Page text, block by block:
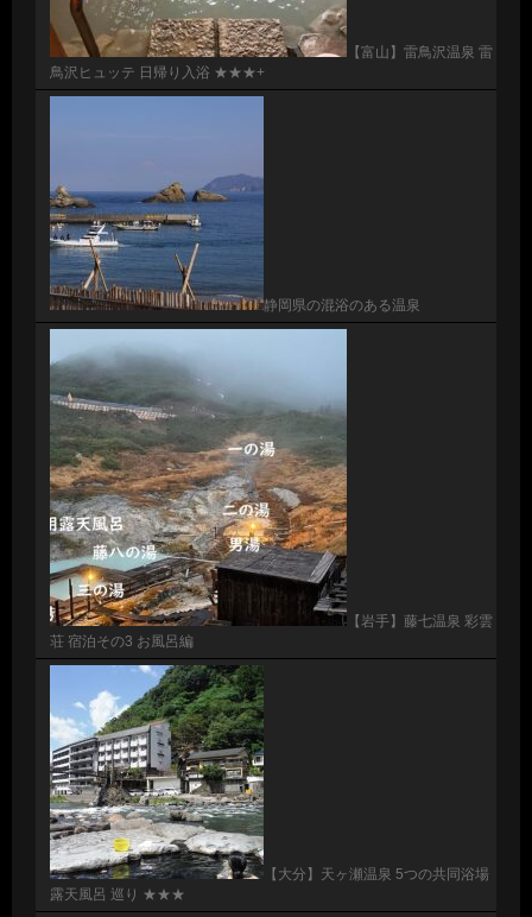
【富山】雷鳥沢温泉 雷
鳥沢ヒュッテ 日帰り入浴 ★★★+
静岡県の混浴のある温泉
【岩手】藤七温泉 彩雲
荘 宿泊その3 お風呂編
【大分】天ヶ瀬温泉 5つの共同浴場
露天風呂 巡り ★★★